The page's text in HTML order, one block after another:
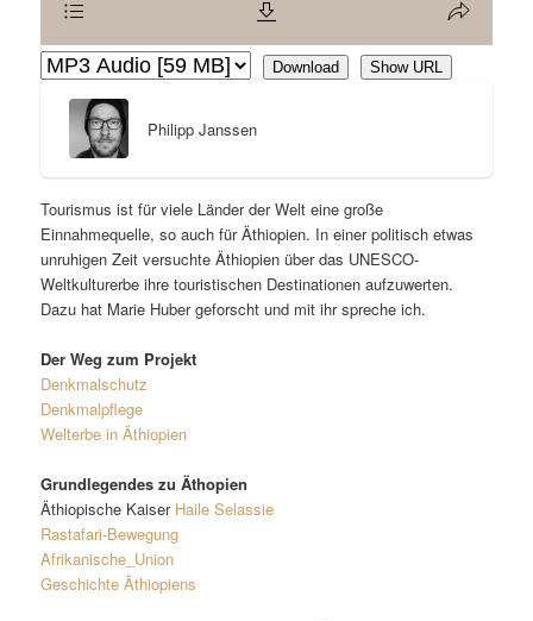
Download Show URL
Philipp Janssen
Tourismus ist für viele Länder der Welt eine große
Einnahmequelle, so auch für Äthiopien. In einer politisch etwas
unruhigen Zeit versuchte Äthiopien über das UNESCO-
Weltkulturerbe ihre touristischen Destinationen aufzuwerten.
Dazu hat Marie Huber geforscht und mit ihr spreche ich.
Der Weg zum Projekt
Denkmalschutz
Denkmalpflege
Welterbe in Äthiopien
Grundlegendes zu Äthopien
Äthiopische Kaiser Haile Selassie
Rastafari-Bewegung
Afrikanische_Union
Geschichte Äthiopiens